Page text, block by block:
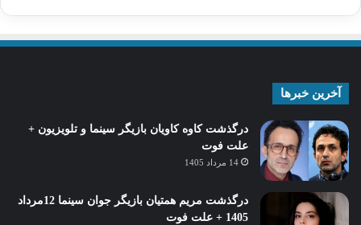
آخرین خبرها
درگذشت کاوه کاویان بازیگر سینما و تلویزیون +
علت فوت
14 مرداد 1405
درگذشت مریم همتیان بازیگر جوان سینما 12مرداد
1405 + علت فوت